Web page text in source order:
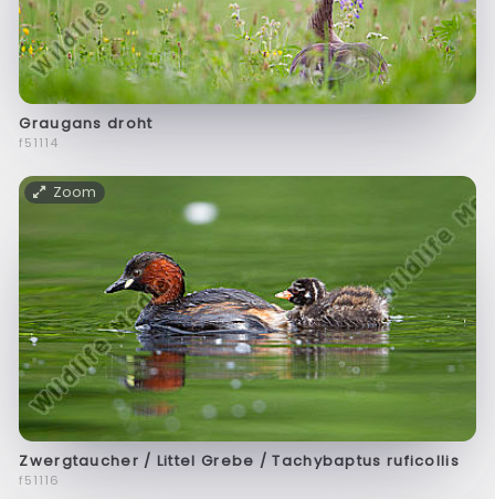
Graugans droht
f51114
Zoom
Zwergtaucher / Littel Grebe / Tachybaptus ruficollis
f51116